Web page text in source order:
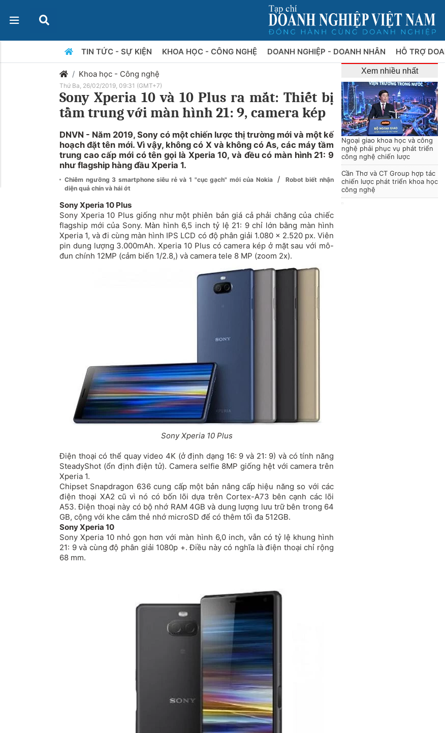
TIN TỨC - SỰ KIỆN KHOA HỌC - CÔNG NGHỆ DOANH NGHIỆP - DOANH NHÂN HỖ TRỢ
Khoa học - Công nghệ
Thứ Ba, 26/02/2019, 09:31 (GMT+7)
Sony Xperia 10 và 10 Plus ra mắt: Thiết bị
tầm trung với màn hình 21: 9, camera kép
DNVN - Năm 2019, Sony có một chiến lược thị trường mới và một kế
hoạch đặt tên mới. Vì vậy, không có X và không có As, các máy tầm
trung cao cấp mới có tên gọi là Xperia 10, và đều có màn hình 21: 9
như flagship hàng đầu Xperia 1.
Chiêm ngưỡng 3 smartphone siêu rẻ và 1 "cục gạch" mới của Nokia /
Robot biết nhận
diện quả chín và hái ớt
Sony Xperia 10 Plus
Sony Xperia 10 Plus giống như một phiên bản giá cả phải chăng của chiếc
flagship mới của Sony. Màn hình 6,5 inch tỷ lệ 21: 9 chỉ lớn bằng màn hình
Xperia 1, và đi cùng màn hình IPS LCD có độ phân giải 1.080 x 2.520 px. Viên
pin dung lượng 3.000mAh. Xperia 10 Plus có camera kép ở mặt sau với mô-
đun chính 12MP (cảm biến 1/2.8,) và camera tele 8 MP (zoom 2x).
Sony Xperia 10 Plus
Điện thoại có thể quay video 4K (ở định dạng 16: 9 và 21: 9) và có tính năng
SteadyShot (ổn định điện tử). Camera selfie 8MP giống hệt với camera trên
Xperia 1.
Chipset Snapdragon 636 cung cấp một bản nâng cấp hiệu năng so với các
điện thoại XA2 cũ vì nó có bốn lõi dựa trên Cortex-A73 bên cạnh các lõi
A53. Điện thoại này có bộ nhớ RAM 4GB và dung lượng lưu trữ bên trong 64
GB, cộng với khe cắm thẻ nhớ microSD để có thêm tối đa 512GB.
Sony Xperia 10
Sony Xperia 10 nhỏ gọn hơn với màn hình 6,0 inch, vẫn có tỷ lệ khung hình
21: 9 và cùng độ phân giải 1080p +. Điều này có nghĩa là điện thoại chỉ rộng
68 mm.
Xem nhiều nhất
Ngoại giao khoa học và công
nghệ phải phục vụ phát triển
công nghệ chiến lược
Cần Thơ và CT Group hợp tác
chiến lược phát triển khoa học
công nghệ